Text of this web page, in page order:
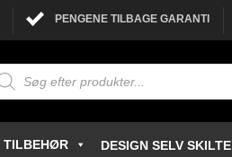
PENGENE TILBAGE GARANTI
TILBEHØR DESIGN SELV SKILTE